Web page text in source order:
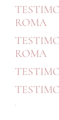
ROMA
ROMA